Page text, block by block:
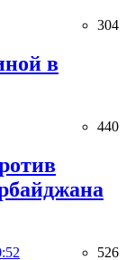
304
в
440
526